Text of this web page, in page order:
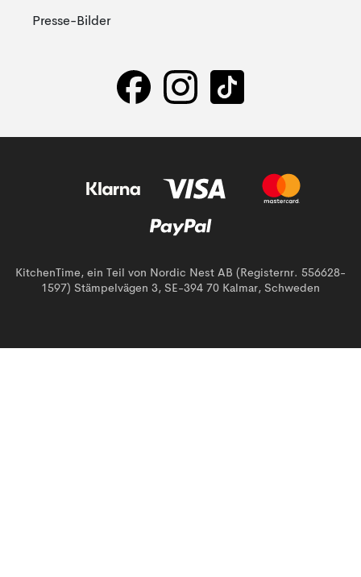
Presse-Bilder
KitchenTime, ein Teil von Nordic Nest AB (Registernr. 556628-
1597) Stämpelvägen 3, SE-394 70 Kalmar, Schweden